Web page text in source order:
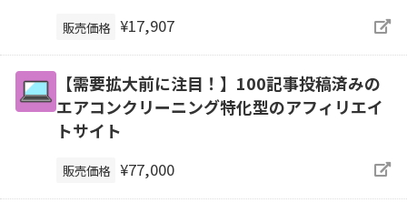
販売価格 ¥17,907
【需要拡大前に注目！】100記事投稿済みの
エアコンクリーニング特化型のアフィリエイ
トサイト
販売価格 ¥77,000